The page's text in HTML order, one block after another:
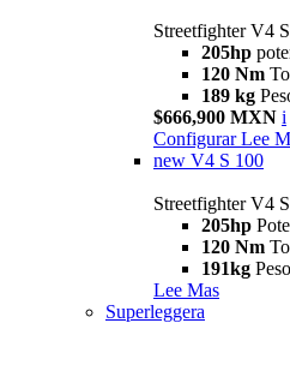
Streetfighter V4 S
205hp
120 Nm
189 kg
$666,900 MXN i
Configurar Lee
new V4 S 100
Streetfighter V4
205hp
120 Nm
191kg
Lee Mas
Superleggera